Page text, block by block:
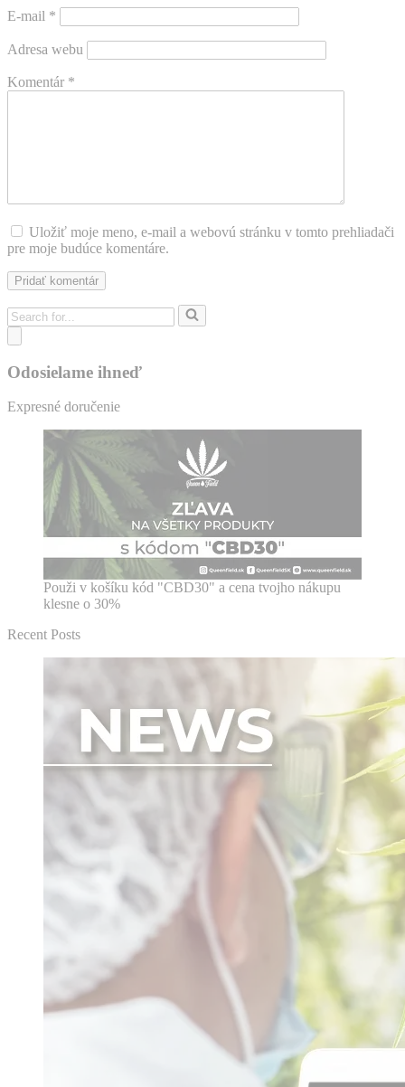
E-mail *
Adresa webu
Komentár *
Uložiť moje meno, e-mail a webovú stránku v tomto prehliadači
pre moje budúce komentáre.
Search
for...
Odosielame ihneď
Expresné doručenie
Použi v košíku kód "CBD30" a cena tvojho nákupu
klesne o 30%
Recent Posts